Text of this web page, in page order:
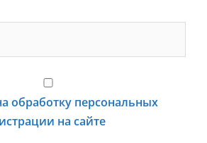
обработку персональных
на сайте